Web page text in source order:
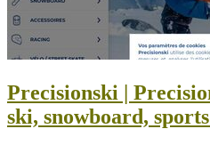
Precisionski |
ski, snowboard,